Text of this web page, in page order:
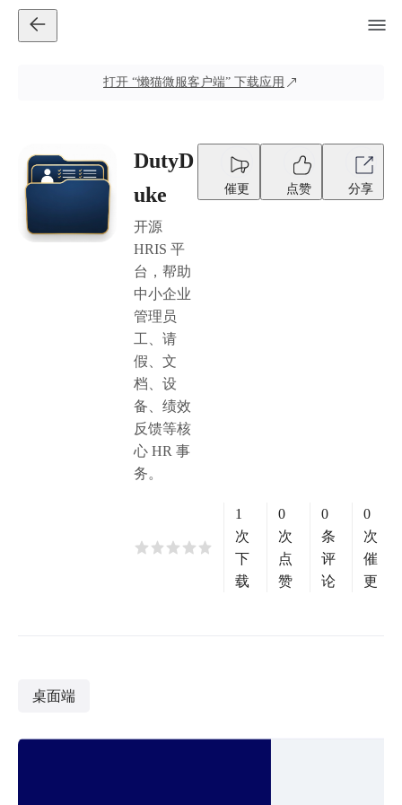
打开 “懒猫微服客户端” 下载应用
DutyD
uke
开源
HRIS 平
台，帮助
中小企业
管理员
工、请
假、文
档、设
备、绩效
反馈等核
心 HR 事
务。
催更 点赞 分享
1
次
下
载
0
次
点
赞
0
条
评
论
0
次
催
更
桌面端